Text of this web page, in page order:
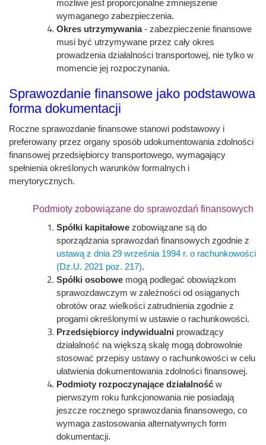
możliwe jest proporcjonalne zmniejszenie
wymaganego zabezpieczenia.
Okres utrzymywania- zabezpieczenie finansowe
musi być utrzymywane przez cały okres
prowadzenia działalności transportowej, nie tylko w
momencie jej rozpoczynania.
Sprawozdanie finansowe jako podstawowa
forma dokumentacji
Roczne sprawozdanie finansowe stanowi podstawowy i
preferowany przez organy sposób udokumentowania zdolności
finansowej przedsiębiorcy transportowego, wymagający
spełnienia określonych warunków formalnych i
merytorycznych.
Podmioty zobowiązane do sprawozdań finansowych
Spółki kapitałowe zobowiązane są do
sporządzania sprawozdań finansowych zgodnie z
ustawą z dnia 29 września 1994 r. o rachunkowości
(Dz.U. 2021 poz. 217).
Spółki osobowe mogą podlegać obowiązkom
sprawozdawczym w zależności od osiąganych
obrotów oraz wielkości zatrudnienia zgodnie z
progami określonymi w ustawie o rachunkowości.
Przedsiębiorcy indywidualni prowadzący
działalność na większą skalę mogą dobrowolnie
stosować przepisy ustawy o rachunkowości w celu
ułatwienia dokumentowania zdolności finansowej.
Podmioty rozpoczynające działalność w
pierwszym roku funkcjonowania nie posiadają
jeszcze rocznego sprawozdania finansowego, co
wymaga zastosowania alternatywnych form
dokumentacji.